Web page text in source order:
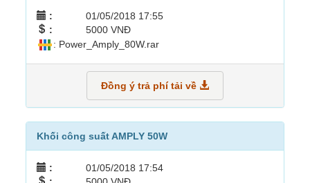
: 01/05/2018 17:55
: 5000 VNĐ
: Power_Amply_80W.rar
Đồng ý trả phí tải về
Khối công suất AMPLY 50W
: 01/05/2018 17:54